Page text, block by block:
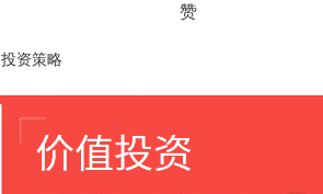
赞
投资策略